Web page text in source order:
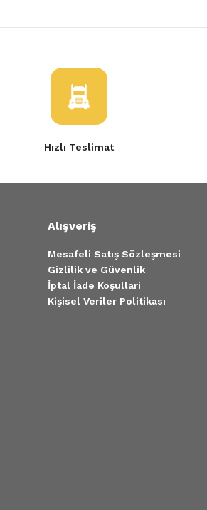
Hızlı Teslimat
Alışveriş
Mesafeli Satış Sözleşmesi
Gizlilik ve Güvenlik
İptal İade Koşullari
Kişisel Veriler Politikası